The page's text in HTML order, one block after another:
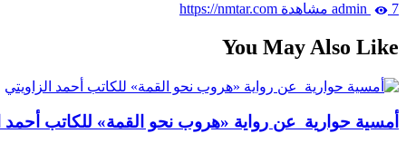
admin 7 مشاهدة https://nmtar.com
You May Also Like
أمسية حوارية عن رواية «هروب نحو القمة» للكاتب أحمد